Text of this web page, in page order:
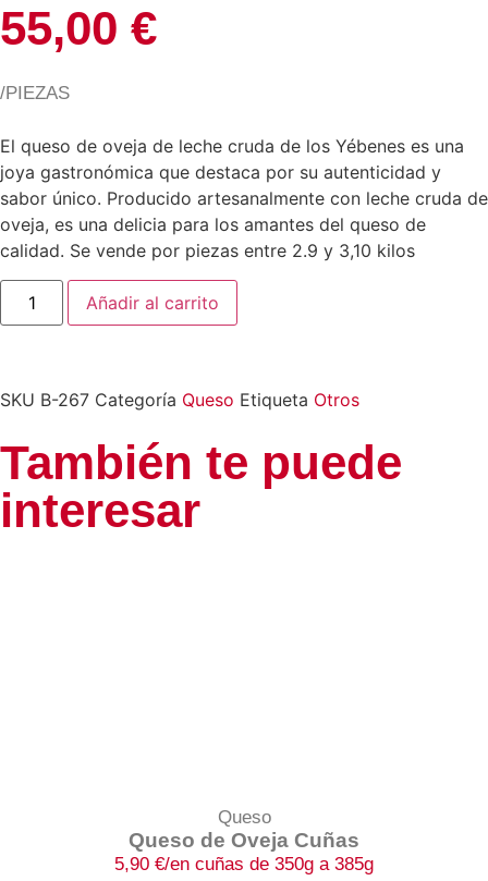
55,00 €
/PIEZAS
El queso de oveja de leche cruda de los Yébenes es una
joya gastronómica que destaca por su autenticidad y
sabor único. Producido artesanalmente con leche cruda de
oveja, es una delicia para los amantes del queso de
calidad. Se vende por piezas entre 2.9 y 3,10 kilos
Añadir al carrito
SKU B-267 Categoría Queso Etiqueta Otros
También te puede
interesar
Queso
Queso de Oveja Cuñas
5,90 €/en cuñas de 350g a 385g